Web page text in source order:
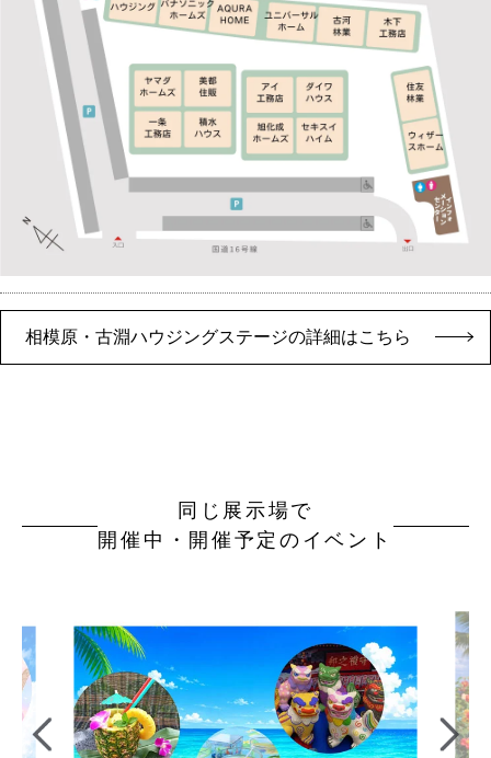
相模原・古淵ハウジングステージの詳細はこちら
同じ展示場で
開催中・開催予定のイベント